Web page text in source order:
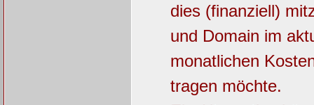
dies (finanziell)
und Domain im
monatlichen
tragen möchte.